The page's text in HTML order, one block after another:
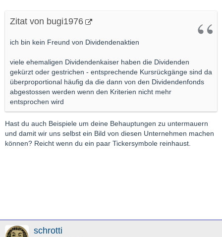
Zitat von bugi1976
ich bin kein Freund von Dividendenaktien
viele ehemaligen Dividendenkaiser haben die Dividenden
gekürzt oder gestrichen - entsprechende Kursrückgänge sind da
überproportional häufig da die dann von den Dividendenfonds
abgestossen werden wenn den Kriterien nicht mehr
entsprochen wird
Hast du auch Beispiele um deine Behauptungen zu untermauern
und damit wir uns selbst ein Bild von diesen Unternehmen machen
können? Reicht wenn du ein paar Tickersymbole reinhaust.
schrotti